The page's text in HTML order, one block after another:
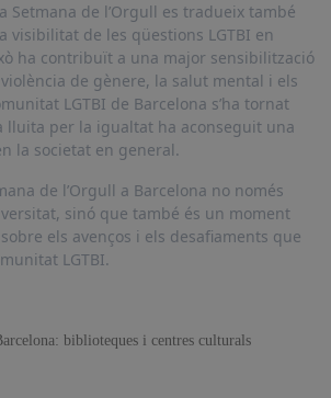
Setmana de l’Orgull es tradueix també
visibilitat de les qüestions LGTBI en
ha contribuït a una major sensibilització
de gènere, la salut mental i els
LGTBI de Barcelona s’ha tornat
lluita per la igualtat ha aconseguit una
la societat en general.
de l’Orgull a Barcelona no només
sinó que també és un moment
els avenços i els desafiaments que
LGTBI.
biblioteques i centres culturals